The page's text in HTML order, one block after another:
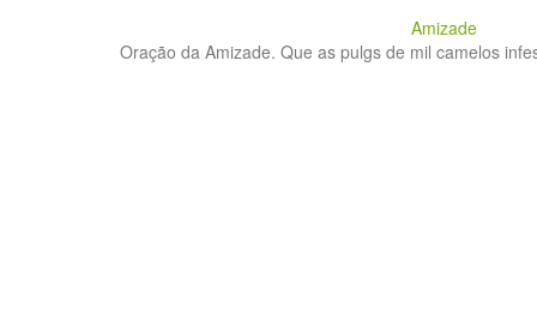
Amizade
Oração da Amizade. Que as pulgs de mil camelos